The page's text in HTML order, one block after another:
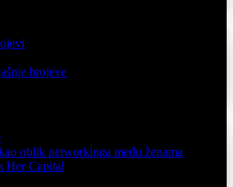
brojeve
oblik networkinga među ženama
Her Capital